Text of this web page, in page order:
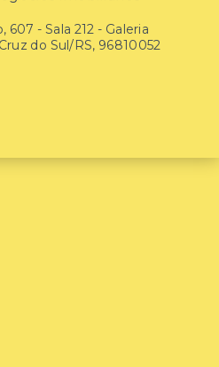
607 - Sala 212 - Galeria
do Sul/RS, 96810052